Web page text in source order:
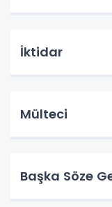
İktidar
Mülteci
Başka Söze